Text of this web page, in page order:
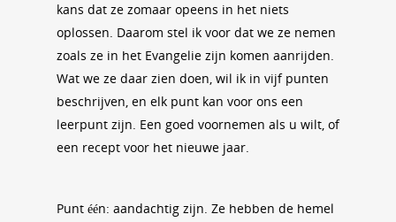
kans dat ze zomaar opeens in het niets
oplossen. Daarom stel ik voor dat we ze nemen
zoals ze in het Evangelie zijn komen aanrijden.
Wat we ze daar zien doen, wil ik in vijf punten
beschrijven, en elk punt kan voor ons een
leerpunt zijn. Een goed voornemen als u wilt, of
een recept voor het nieuwe jaar.
Punt één: aandachtig zijn. Ze hebben de hemel